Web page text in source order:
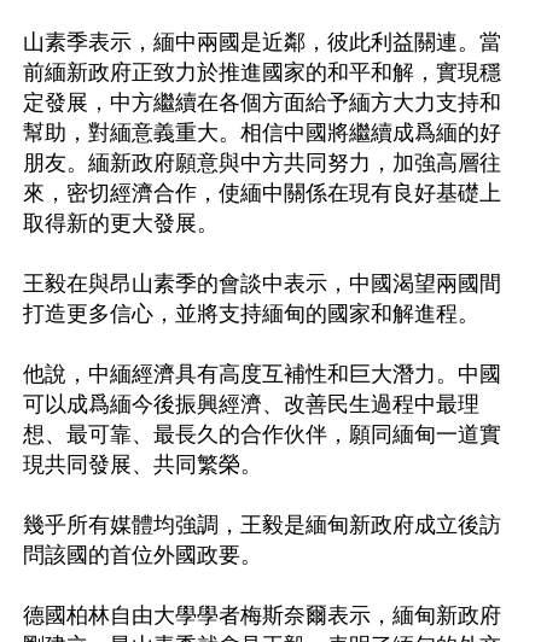
山素季表示，緬中兩國是近鄰，彼此利益關連。當
前緬新政府正致力於推進國家的和平和解，實現穩
定發展，中方繼續在各個方面給予緬方大力支持和
幫助，對緬意義重大。相信中國將繼續成爲緬的好
朋友。緬新政府願意與中方共同努力，加強高層往
來，密切經濟合作，使緬中關係在現有良好基礎上
取得新的更大發展。
王毅在與昂山素季的會談中表示，中國渴望兩國間
打造更多信心，並將支持緬甸的國家和解進程。
他說，中緬經濟具有高度互補性和巨大潛力。中國
可以成爲緬今後振興經濟、改善民生過程中最理
想、最可靠、最長久的合作伙伴，願同緬甸一道實
現共同發展、共同繁榮。
幾乎所有媒體均強調，王毅是緬甸新政府成立後訪
問該國的首位外國政要。
德國柏林自由大學學者梅斯奈爾表示，緬甸新政府